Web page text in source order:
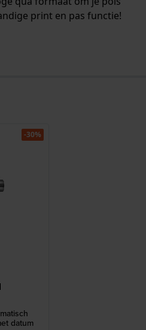
print en pas functie!
datum
-30%